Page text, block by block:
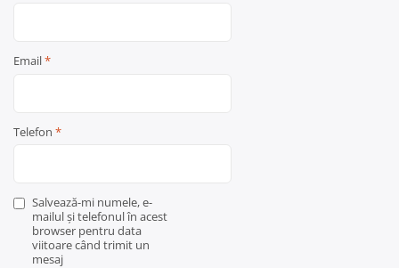
Email*
Telefon *
Salvează-mi numele, e-
mailul și telefonul în acest
browser pentru data
viitoare când trimit un
mesaj